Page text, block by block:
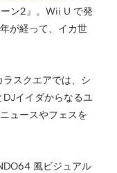
ン2』。Wii U で発
が経って、イカ世
スクエアでは、シ
イイダからなるユ
ュースやフェスを
風ビジュアル